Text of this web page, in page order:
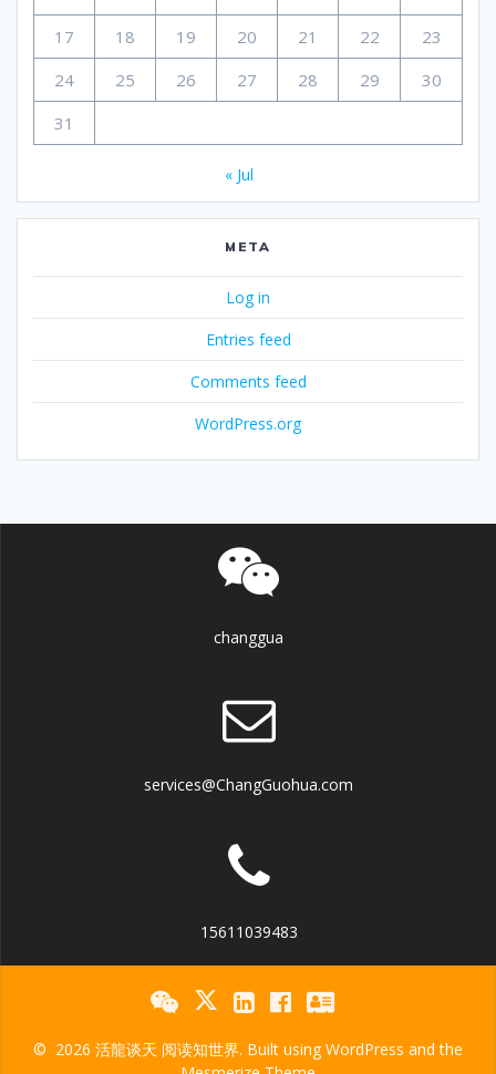
17
18 19 20 21 22
23
24
25 26 27 28 29
30
31
« Jul
META
Log in
Entries feed
Comments feed
WordPress.org
changgua
services@ChangGuohua.com
15611039483
© 2026 活龍谈天 阅读知世界. Built using WordPress and the